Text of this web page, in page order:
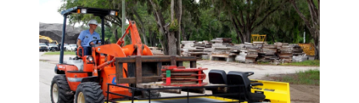
COLUMBIA
COMBILIFT